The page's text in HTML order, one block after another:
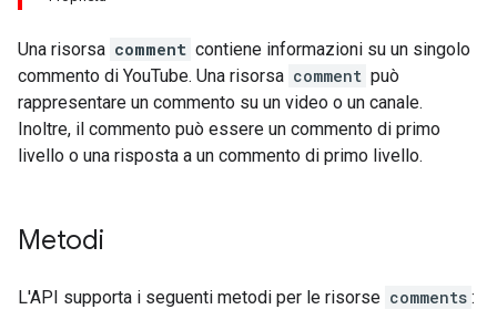
Una risorsa comment contiene informazioni su un singolo
commento di YouTube. Una risorsa comment può
rappresentare un commento su un video o un canale.
Inoltre, il commento può essere un commento di primo
livello o una risposta a un commento di primo livello.
Metodi
L'API supporta i seguenti metodi per le risorse comments :